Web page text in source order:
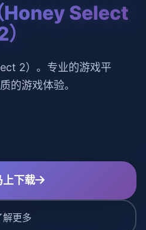
Honey Select
）
2）。专业的游戏平
的游戏体验。
上下载
解更多